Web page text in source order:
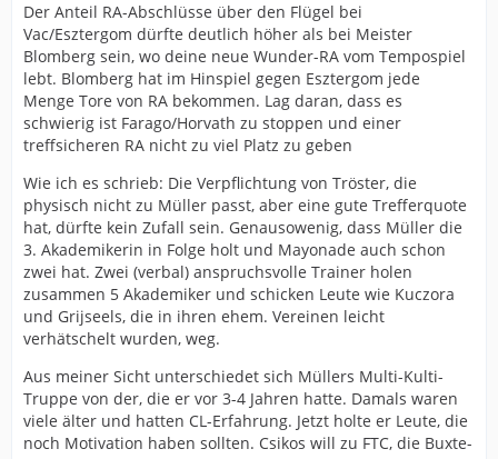
Der Anteil RA-Abschlüsse über den Flügel bei
Vac/Esztergom dürfte deutlich höher als bei Meister
Blomberg sein, wo deine neue Wunder-RA vom Tempospiel
lebt. Blomberg hat im Hinspiel gegen Esztergom jede
Menge Tore von RA bekommen. Lag daran, dass es
schwierig ist Farago/Horvath zu stoppen und einer
treffsicheren RA nicht zu viel Platz zu geben
Wie ich es schrieb: Die Verpflichtung von Tröster, die
physisch nicht zu Müller passt, aber eine gute Trefferquote
hat, dürfte kein Zufall sein. Genausowenig, dass Müller die
3. Akademikerin in Folge holt und Mayonade auch schon
zwei hat. Zwei (verbal) anspruchsvolle Trainer holen
zusammen 5 Akademiker und schicken Leute wie Kuczora
und Grijseels, die in ihren ehem. Vereinen leicht
verhätschelt wurden, weg.
Aus meiner Sicht unterschiedet sich Müllers Multi-Kulti-
Truppe von der, die er vor 3-4 Jahren hatte. Damals waren
viele älter und hatten CL-Erfahrung. Jetzt holte er Leute, die
noch Motivation haben sollten. Csikos will zu FTC, die Buxte-